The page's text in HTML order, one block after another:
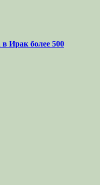
в Ирак более 500